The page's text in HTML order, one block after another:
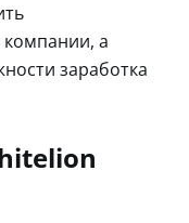
а
заработка